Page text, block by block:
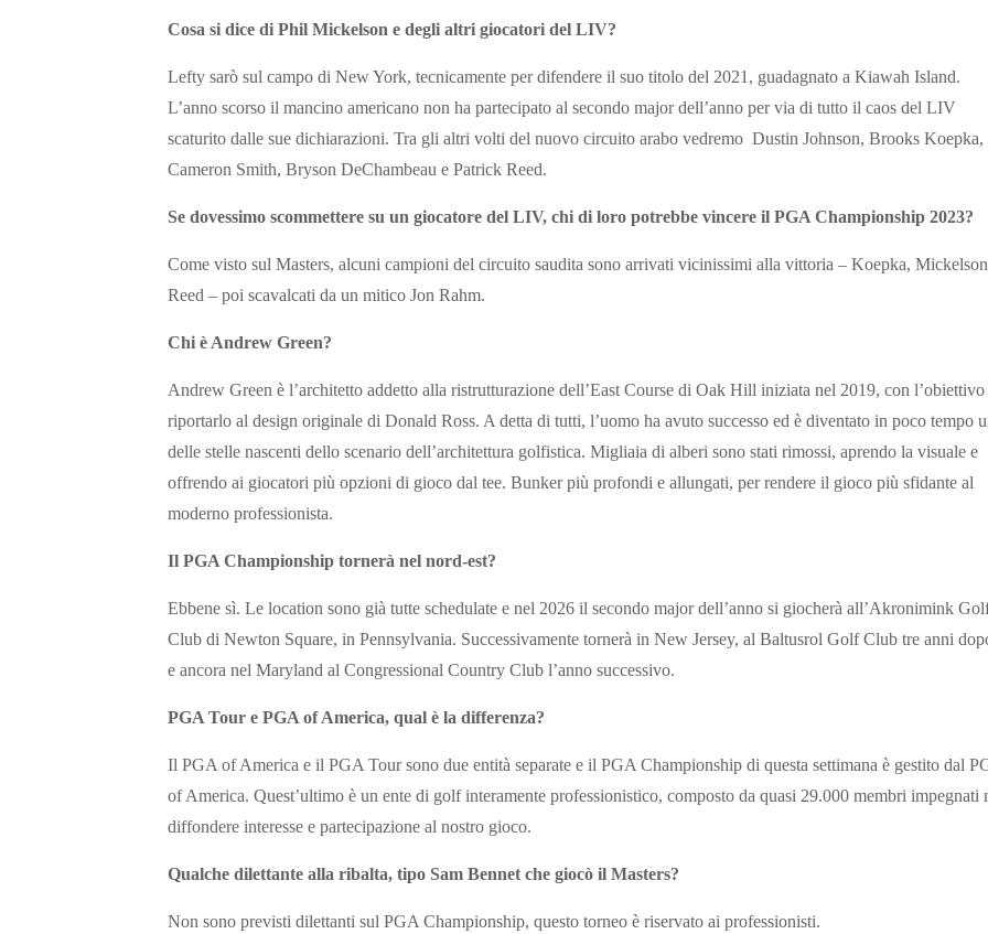
Cosa si dice di Phil Mickelson e degli altri giocatori del LIV?
Lefty sarò sul campo di New York, tecnicamente per difendere il suo titolo del 2021, guadagnato a Kiawah Island.
L’anno scorso il mancino americano non ha partecipato al secondo major dell’anno per via di tutto il caos del LIV
scaturito dalle sue dichiarazioni. Tra gli altri volti del nuovo circuito arabo vedremo Dustin Johnson, Brooks Koepka,
Cameron Smith, Bryson DeChambeau e Patrick Reed.
Se dovessimo scommettere su un giocatore del LIV, chi di loro potrebbe vincere il PGA Championship 2023?
Come visto sul Masters, alcuni campioni del circuito saudita sono arrivati vicinissimi alla vittoria – Koepka,
Reed – poi scavalcati da un mitico Jon Rahm.
Chi è Andrew Green?
Andrew Green è l’architetto addetto alla ristrutturazione dell’East Course di Oak Hill iniziata nel 2019, con
riportarlo al design originale di Donald Ross. A detta di tutti, l’uomo ha avuto successo ed è diventato in poco tempo
delle stelle nascenti dello scenario dell’architettura golfistica. Migliaia di alberi sono stati rimossi, aprendo la visuale e
offrendo ai giocatori più opzioni di gioco dal tee. Bunker più profondi e allungati, per rendere il gioco più sfidante al
moderno professionista.
Il PGA Championship tornerà nel nord-est?
Ebbene sì. Le location sono già tutte schedulate e nel 2026 il secondo major dell’anno si giocherà all’Akronimink
Club di Newton Square, in Pennsylvania. Successivamente tornerà in New Jersey, al Baltusrol Golf Club tre anni
e ancora nel Maryland al Congressional Country Club l’anno successivo.
PGA Tour e PGA of America, qual è la differenza?
Il PGA of America e il PGA Tour sono due entità separate e il PGA Championship di questa settimana è gestito dal
of America. Quest’ultimo è un ente di golf interamente professionistico, composto da quasi 29.000 membri impegnati
diffondere interesse e partecipazione al nostro gioco.
Qualche dilettante alla ribalta, tipo Sam Bennet che giocò il Masters?
Non sono previsti dilettanti sul PGA Championship, questo torneo è riservato ai professionisti.